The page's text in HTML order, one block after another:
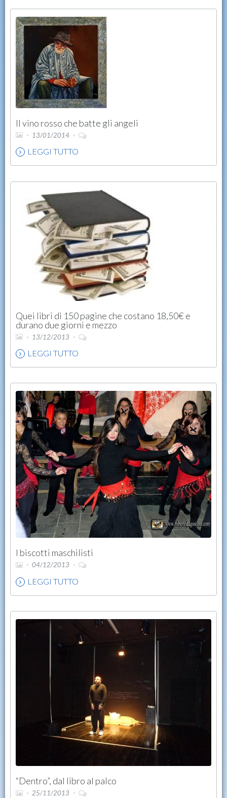
Il vino rosso che batte gli angeli
13/01/2014
LEGGI TUTTO
Quei libri di 150 pagine che costano 18,50€ e
durano due giorni e mezzo
13/12/2013
LEGGI TUTTO
I biscotti maschilisti
04/12/2013
LEGGI TUTTO
“Dentro”, dal libro al palco
25/11/2013